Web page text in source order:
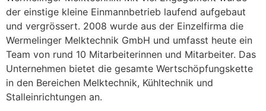
der einstige kleine Einmannbetrieb laufend aufgebaut
und vergrössert. 2008 wurde aus der Einzelfirma die
Wermelinger Melktechnik GmbH und umfasst heute ein
Team von rund 10 Mitarbeiterinnen und Mitarbeiter. Das
Unternehmen bietet die gesamte Wertschöpfungskette
in den Bereichen Melktechnik, Kühltechnik und
Stalleinrichtungen an.